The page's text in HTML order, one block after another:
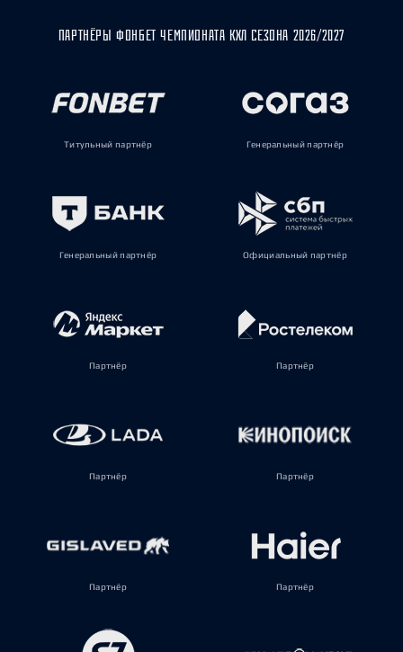
ПАРТНЁРЫ ФОНБЕТ ЧЕМПИОНАТА КХЛ СЕЗОНА 2026/2027
Титульный партнёр Генеральный партнёр
Генеральный партнёр Официальный партнёр
Партнёр Партнёр
Партнёр Партнёр
Партнёр Партнёр